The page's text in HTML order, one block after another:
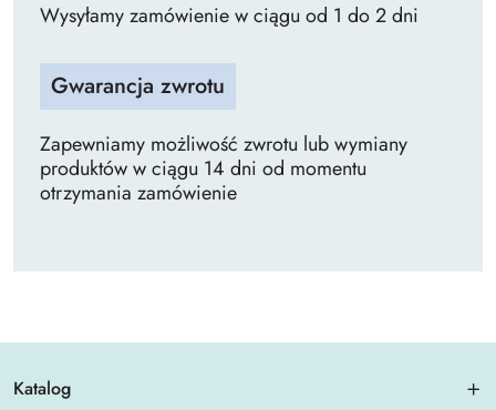
Wysyłamy zamówienie w ciągu od 1 do 2 dni
Gwarancja zwrotu
Zapewniamy możliwość zwrotu lub wymiany
produktów w ciągu 14 dni od momentu
otrzymania zamówienie
Katalog